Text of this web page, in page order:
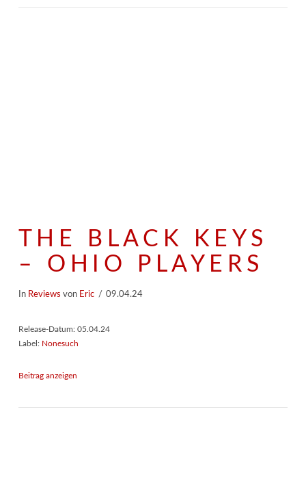
THE BLACK KEYS
– OHIO PLAYERS
In Reviews von Eric 09.04.24
Release-Datum: 05.04.24
Label: Nonesuch
Beitrag anzeigen